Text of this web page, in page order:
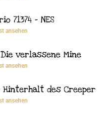
71374 – NES
ansehen
Die verlassene Mine
ansehen
Hinterhalt des Creeper
ansehen